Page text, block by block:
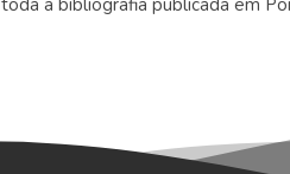
toda a bibliografia publicada em